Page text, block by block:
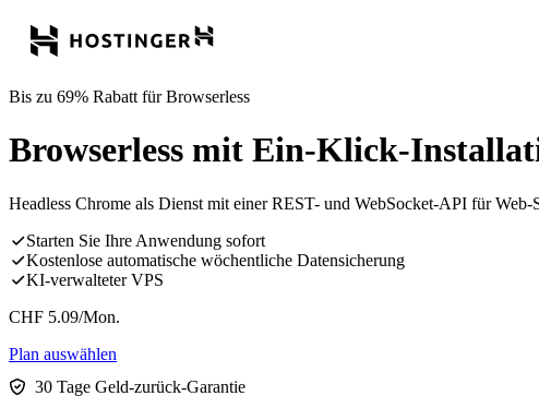
Bis zu 69% Rabatt für Browserless
Browserless mit Ein-Klick-
Headless Chrome als Dienst mit einer REST- und WebSocket-API für
Starten Sie Ihre Anwendung sofort
Kostenlose automatische wöchentliche Datensicherung
KI-verwalteter VPS
CHF 5.09/Mon.
Plan auswählen
30 Tage Geld-zurück-Garantie